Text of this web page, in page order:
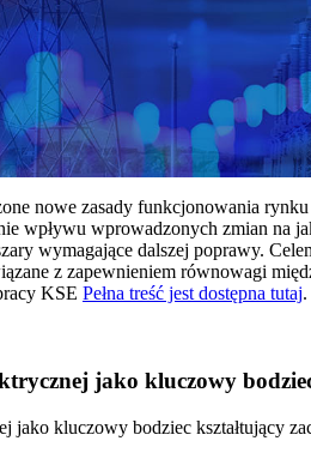
nowe zasady funkcjonowania
wpływu wprowadzonych zmian na
wymagające dalszej poprawy.
z zapewnieniem równowagi
KSE Pełna treść jest dostępna tutaj.
jako kluczowy
jako kluczowy bodziec kształtujący